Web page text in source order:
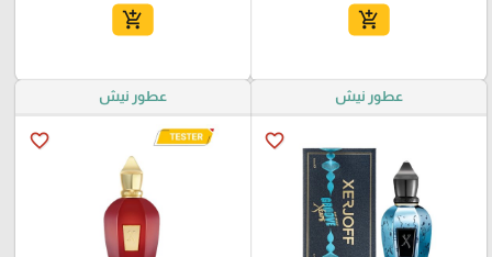
add_shopping_cart
add_shopping_cart
عطور نيش
favorite_border
عطور نيش
favorite_border